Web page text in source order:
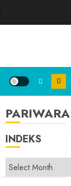
PARIWARA
INDEKS
INDEKS